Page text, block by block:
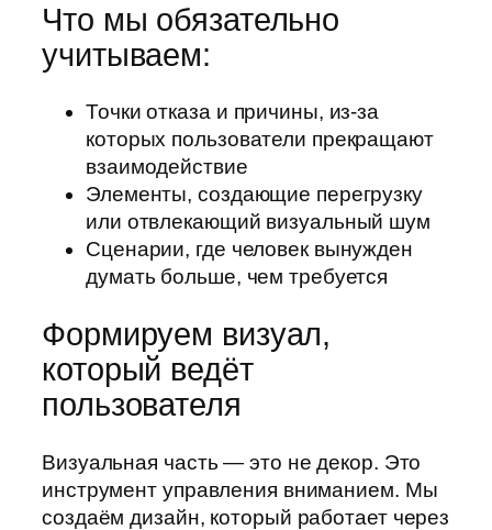
Что мы обязательно
учитываем:
Точки отказа и причины, из-за
которых пользователи прекращают
взаимодействие
Элементы, создающие перегрузку
или отвлекающий визуальный шум
Сценарии, где человек вынужден
думать больше, чем требуется
Формируем визуал,
который ведёт
пользователя
Визуальная часть — это не декор. Это
инструмент управления вниманием. Мы
создаём дизайн, который работает через